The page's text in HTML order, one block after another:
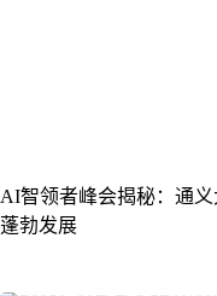
AI智领者峰会揭秘：通
蓬勃发展